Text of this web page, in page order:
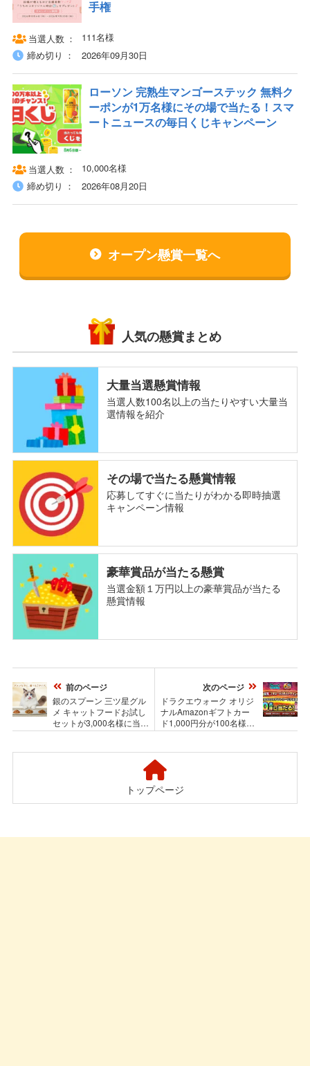
手権
当選人数
111名様
締め切り
2026年09月30日
ローソン 完熟生マンゴーステック 無料ク
ーポンが1万名様にその場で当たる！スマ
ートニュースの毎日くじキャンペーン
当選人数
10,000名様
締め切り
2026年08月20日
オープン懸賞一覧へ
人気の懸賞まとめ
大量当選懸賞情報
当選人数100名以上の当たりやすい大量当
選情報を紹介
その場で当たる懸賞情報
応募してすぐに当たりがわかる即時抽選
キャンペーン情報
豪華賞品が当たる懸賞
当選金額１万円以上の豪華賞品が当たる
懸賞情報
前のページ
銀のスプーン 三ツ星グル
メ キャットフードお試し
セットが3,000名様に当た
る！ユニ・チャーム ペッ
ーン
次のページ
ドラクエウォーク オリジ
ナルAmazonギフトカー
ド1,000円分が100名様に
当たる！ドラゴンクエス
ン
トップページ